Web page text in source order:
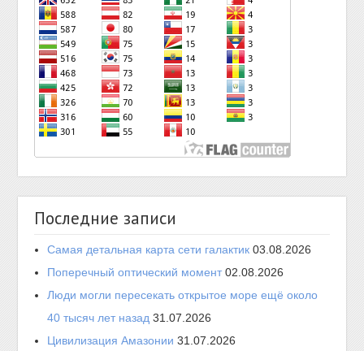
Последние записи
Самая детальная карта сети галактик 03.08.2026
Поперечный оптический момент 02.08.2026
Люди могли пересекать открытое море ещё около
40 тысяч лет назад 31.07.2026
Цивилизация Амазонии 31.07.2026